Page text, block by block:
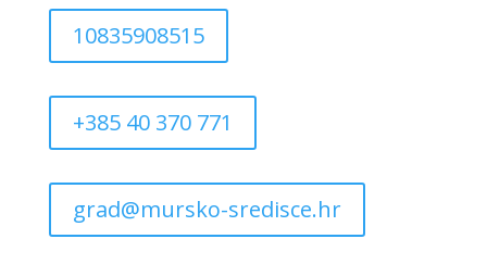
10835908515
+385 40 370 771
grad@mursko-sredisce.hr